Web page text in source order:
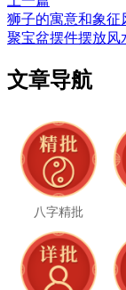
狮子的寓意和象征
聚宝盆摆件摆放风
文章导航
八字精批